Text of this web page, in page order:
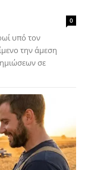
0
υπό τον
την άμεση
σε